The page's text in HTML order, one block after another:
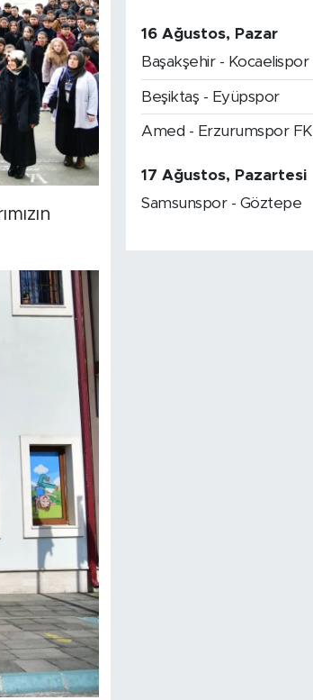
16 Ağustos, Pazar
Başakşehir - Kocaelispor
Beşiktaş - Eyüpspor
Amed - Erzurumspor FK
17 Ağustos, Pazartesi
Samsunspor - Göztepe